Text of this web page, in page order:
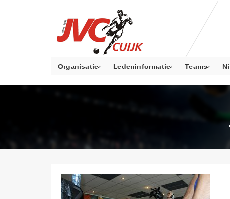
Organisatie Ledeninformatie Teams